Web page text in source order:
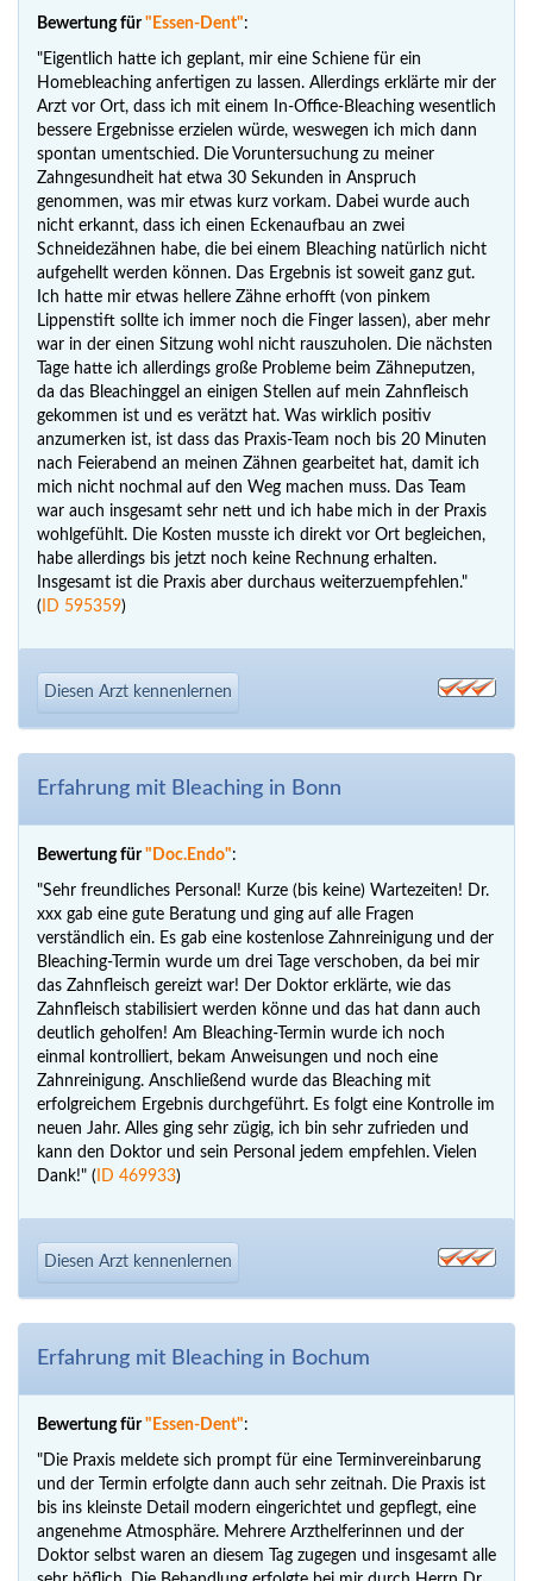
Bewertung für"Essen-Dent":
"Eigentlich hatte ich geplant, mir eine Schiene für ein
Homebleaching anfertigen zu lassen. Allerdings erklärte mir der
Arzt vor Ort, dass ich mit einem In-Office-Bleaching wesentlich
bessere Ergebnisse erzielen würde, weswegen ich mich dann
spontan umentschied. Die Voruntersuchung zu meiner
Zahngesundheit hat etwa 30 Sekunden in Anspruch
genommen, was mir etwas kurz vorkam. Dabei wurde auch
nicht erkannt, dass ich einen Eckenaufbau an zwei
Schneidezähnen habe, die bei einem Bleaching natürlich nicht
aufgehellt werden können. Das Ergebnis ist soweit ganz gut.
Ich hatte mir etwas hellere Zähne erhofft (von pinkem
Lippenstift sollte ich immer noch die Finger lassen), aber mehr
war in der einen Sitzung wohl nicht rauszuholen. Die nächsten
Tage hatte ich allerdings große Probleme beim Zähneputzen,
da das Bleachinggel an einigen Stellen auf mein Zahnfleisch
gekommen ist und es verätzt hat. Was wirklich positiv
anzumerken ist, ist dass das Praxis-Team noch bis 20 Minuten
nach Feierabend an meinen Zähnen gearbeitet hat, damit ich
mich nicht nochmal auf den Weg machen muss. Das Team
war auch insgesamt sehr nett und ich habe mich in der Praxis
wohlgefühlt. Die Kosten musste ich direkt vor Ort begleichen,
habe allerdings bis jetzt noch keine Rechnung erhalten.
Insgesamt ist die Praxis aber durchaus weiterzuempfehlen."
( ID 595359)
Diesen Arzt kennenlernen
Erfahrung mit Bleaching in Bonn
Bewertung für"Doc.Endo":
"Sehr freundliches Personal! Kurze (bis keine) Wartezeiten! Dr.
xxx gab eine gute Beratung und ging auf alle Fragen
verständlich ein. Es gab eine kostenlose Zahnreinigung und der
Bleaching-Termin wurde um drei Tage verschoben, da bei mir
das Zahnfleisch gereizt war! Der Doktor erklärte, wie das
Zahnfleisch stabilisiert werden könne und das hat dann auch
deutlich geholfen! Am Bleaching-Termin wurde ich noch
einmal kontrolliert, bekam Anweisungen und noch eine
Zahnreinigung. Anschließend wurde das Bleaching mit
erfolgreichem Ergebnis durchgeführt. Es folgt eine Kontrolle im
neuen Jahr. Alles ging sehr zügig, ich bin sehr zufrieden und
kann den Doktor und sein Personal jedem empfehlen. Vielen
Dank!" ( ID 469933)
Diesen Arzt kennenlernen
Erfahrung mit Bleaching in Bochum
Bewertung für"Essen-Dent":
"Die Praxis meldete sich prompt für eine Terminvereinbarung
und der Termin erfolgte dann auch sehr zeitnah. Die Praxis ist
bis ins kleinste Detail modern eingerichtet und gepflegt, eine
angenehme Atmosphäre. Mehrere Arzthelferinnen und der
Doktor selbst waren an diesem Tag zugegen und insgesamt alle